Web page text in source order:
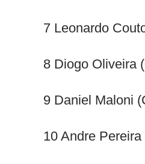
7 Leonardo
8 Diogo Oliveira
9 Daniel Maloni
10 Andre